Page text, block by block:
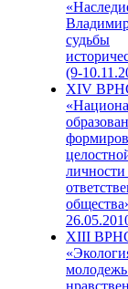
судьбы
(9-
XIV
XIII